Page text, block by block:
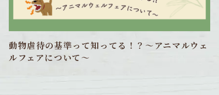
動物虐待の基準って知ってる！？〜アニマルウェ
ルフェアについて〜